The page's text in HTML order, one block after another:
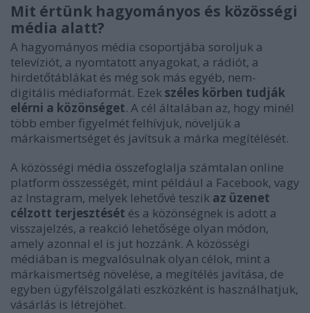
Mit értünk hagyományos és közösségi
média alatt?
A hagyományos média csoportjába soroljuk a
televíziót, a nyomtatott anyagokat, a rádiót, a
hirdetőtáblákat és még sok más egyéb, nem-
digitális médiaformát. Ezekszéles körben tudják
elérni a közönséget. A cél általában az, hogy minél
több ember figyelmét felhívjuk, növeljük a
márkaismertséget és javítsuk a márka megítélését.
A közösségi média összefoglalja számtalan online
platform összességét, mint például a Facebook, vagy
az Instagram, melyek lehetővé teszik az üzenet
célzott terjesztését és a közönségnek is adott a
visszajelzés, a reakció lehetősége olyan módon,
amely azonnal el is jut hozzánk. A közösségi
médiában is megvalósulnak olyan célok, mint a
márkaismertség növelése, a megítélés javítása, de
egyben ügyfélszolgálati eszközként is használhatjuk,
vásárlás is létrejöhet.